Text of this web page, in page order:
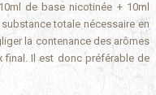
de base nicotinée + 10ml
totale nécessaire en
la contenance des arômes
final. Il est donc préférable de